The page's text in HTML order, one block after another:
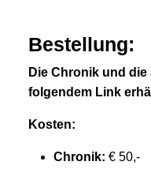
Bestellung:
Die Chronik und
folgendem Link
Kosten:
Chronik: € 50,-